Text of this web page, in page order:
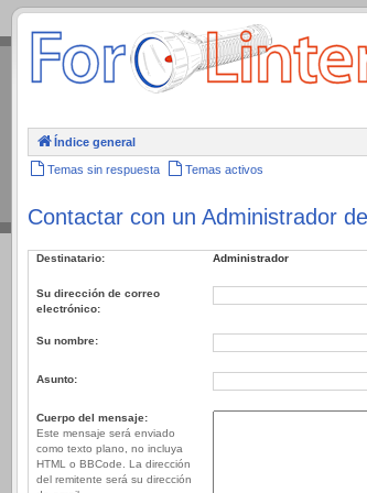
.
Índice general
Temas sin respuesta Temas activos
Contactar con un Administrador
Destinatario: Administrador
Su dirección de correo
electrónico:
Su nombre:
Asunto:
Cuerpo del mensaje:
Este mensaje será enviado
como texto plano, no incluya
HTML o BBCode. La dirección
del remitente será su dirección